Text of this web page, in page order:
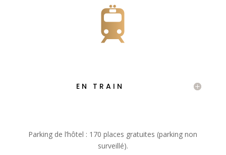
EN TRAIN
Parking de l’hôtel : 170 places gratuites (parking non
surveillé).